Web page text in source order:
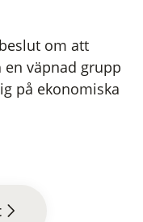
om att
väpnad grupp
på ekonomiska